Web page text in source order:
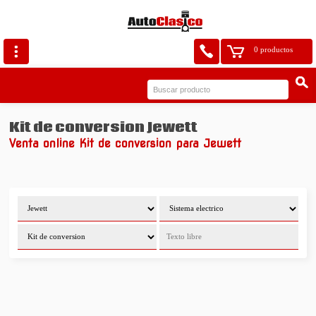
0 productos
Kit de conversion Jewett
Venta online Kit de conversion para Jewett